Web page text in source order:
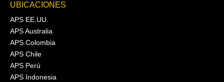
UBICACIONES
APS EE.UU.
APS Australia
APS Colombia
APS Chile
APS Perú
APS Indonesia